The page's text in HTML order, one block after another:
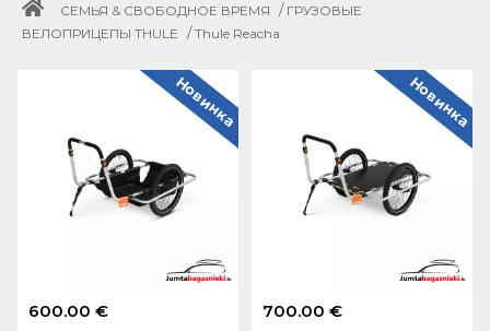
СЕМЬЯ & СВОБОДНОЕ ВРЕМЯ / ГРУЗОВЫЕ
ВЕЛОПРИЦЕПЫ THULE /Thule Reacha
600.00 €
Новинка
700.00 €
Новинка